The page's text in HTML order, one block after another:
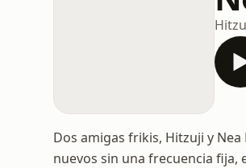
Dos amigas frikis, Hitzuji y
nuevos sin una frecuencia